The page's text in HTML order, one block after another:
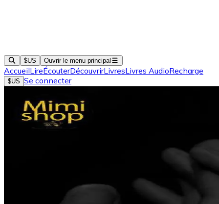
$US Ouvrir le menu principal
AccueilLireÉcouterDécouvrirLivresLivres AudioRecharge
$US Se connecter